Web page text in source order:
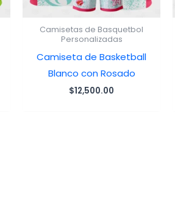
Camisetas de Basquetbol
Personalizadas
Camiseta de Basketball
Blanco con Rosado
$12,500.00